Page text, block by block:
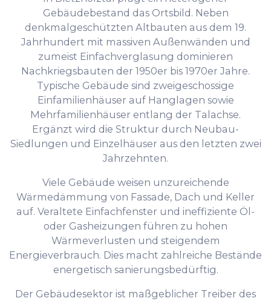
Gebäudebestand das Ortsbild. Neben
denkmalgeschützten Altbauten aus dem 19.
Jahrhundert mit massiven Außenwänden und
zumeist Einfachverglasung dominieren
Nachkriegsbauten der 1950er bis 1970er Jahre.
Typische Gebäude sind zweigeschossige
Einfamilienhäuser auf Hanglagen sowie
Mehrfamilienhäuser entlang der Talachse.
Ergänzt wird die Struktur durch Neubau-
Siedlungen und Einzelhäuser aus den letzten zwei
Jahrzehnten.
Viele Gebäude weisen unzureichende
Wärmedämmung von Fassade, Dach und Keller
auf. Veraltete Einfachfenster und ineffiziente Öl-
oder Gasheizungen führen zu hohen
Wärmeverlusten und steigendem
Energieverbrauch. Dies macht zahlreiche Bestände
energetisch sanierungsbedürftig.
Der Gebäudesektor ist maßgeblicher Treiber des